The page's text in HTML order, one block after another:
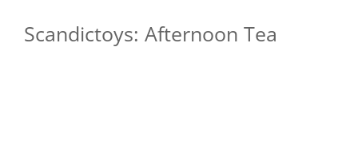
Scandictoys: Afternoon Tea